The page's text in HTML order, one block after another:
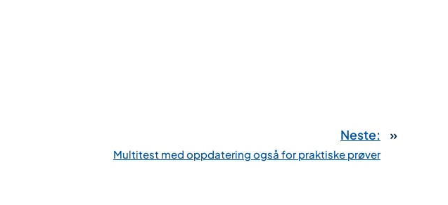
Neste:
Multitest med oppdatering også for praktiske prøver
»